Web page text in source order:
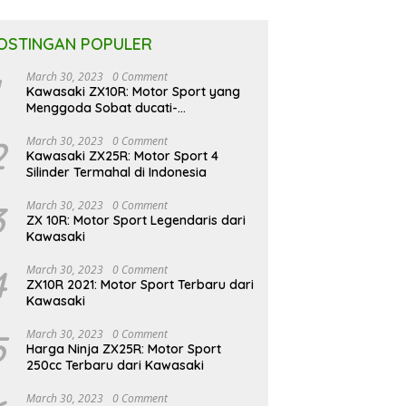
POPULER
March 30, 2023 0 Comment
Kawasaki ZX10R: Motor Sport yang
Menggoda Sobat ducati-
March 30, 2023 0 Comment
Kawasaki ZX25R: Motor Sport 4
Silinder Termahal di Indonesia
March 30, 2023 0 Comment
ZX 10R: Motor Sport Legendaris dari
Kawasaki
March 30, 2023 0 Comment
ZX10R 2021: Motor Sport Terbaru dari
Kawasaki
March 30, 2023 0 Comment
Harga Ninja ZX25R: Motor Sport
250cc Terbaru dari Kawasaki
March 30, 2023 0 Comment